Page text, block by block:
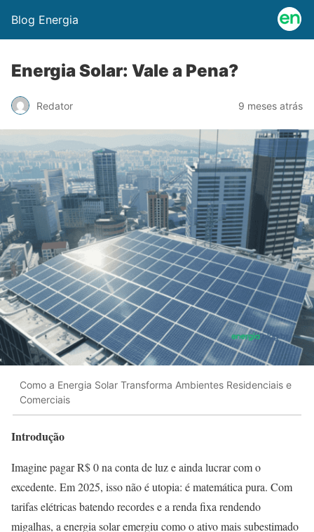
Blog Energia
Energia Solar: Vale a Pena?
Redator 9 meses atrás
Como a Energia Solar Transforma Ambientes Residenciais e
Comerciais
Introdução
Imagine pagar R$ 0 na conta de luz e ainda lucrar com o
excedente. Em 2025, isso não é utopia: é matemática pura. Com
tarifas elétricas batendo recordes e a renda fixa rendendo
migalhas, a energia solar emergiu como o ativo mais subestimado